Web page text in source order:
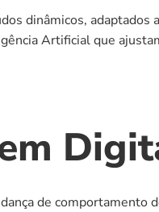
dinâmicos, adaptados
Artificial que
de comportamento